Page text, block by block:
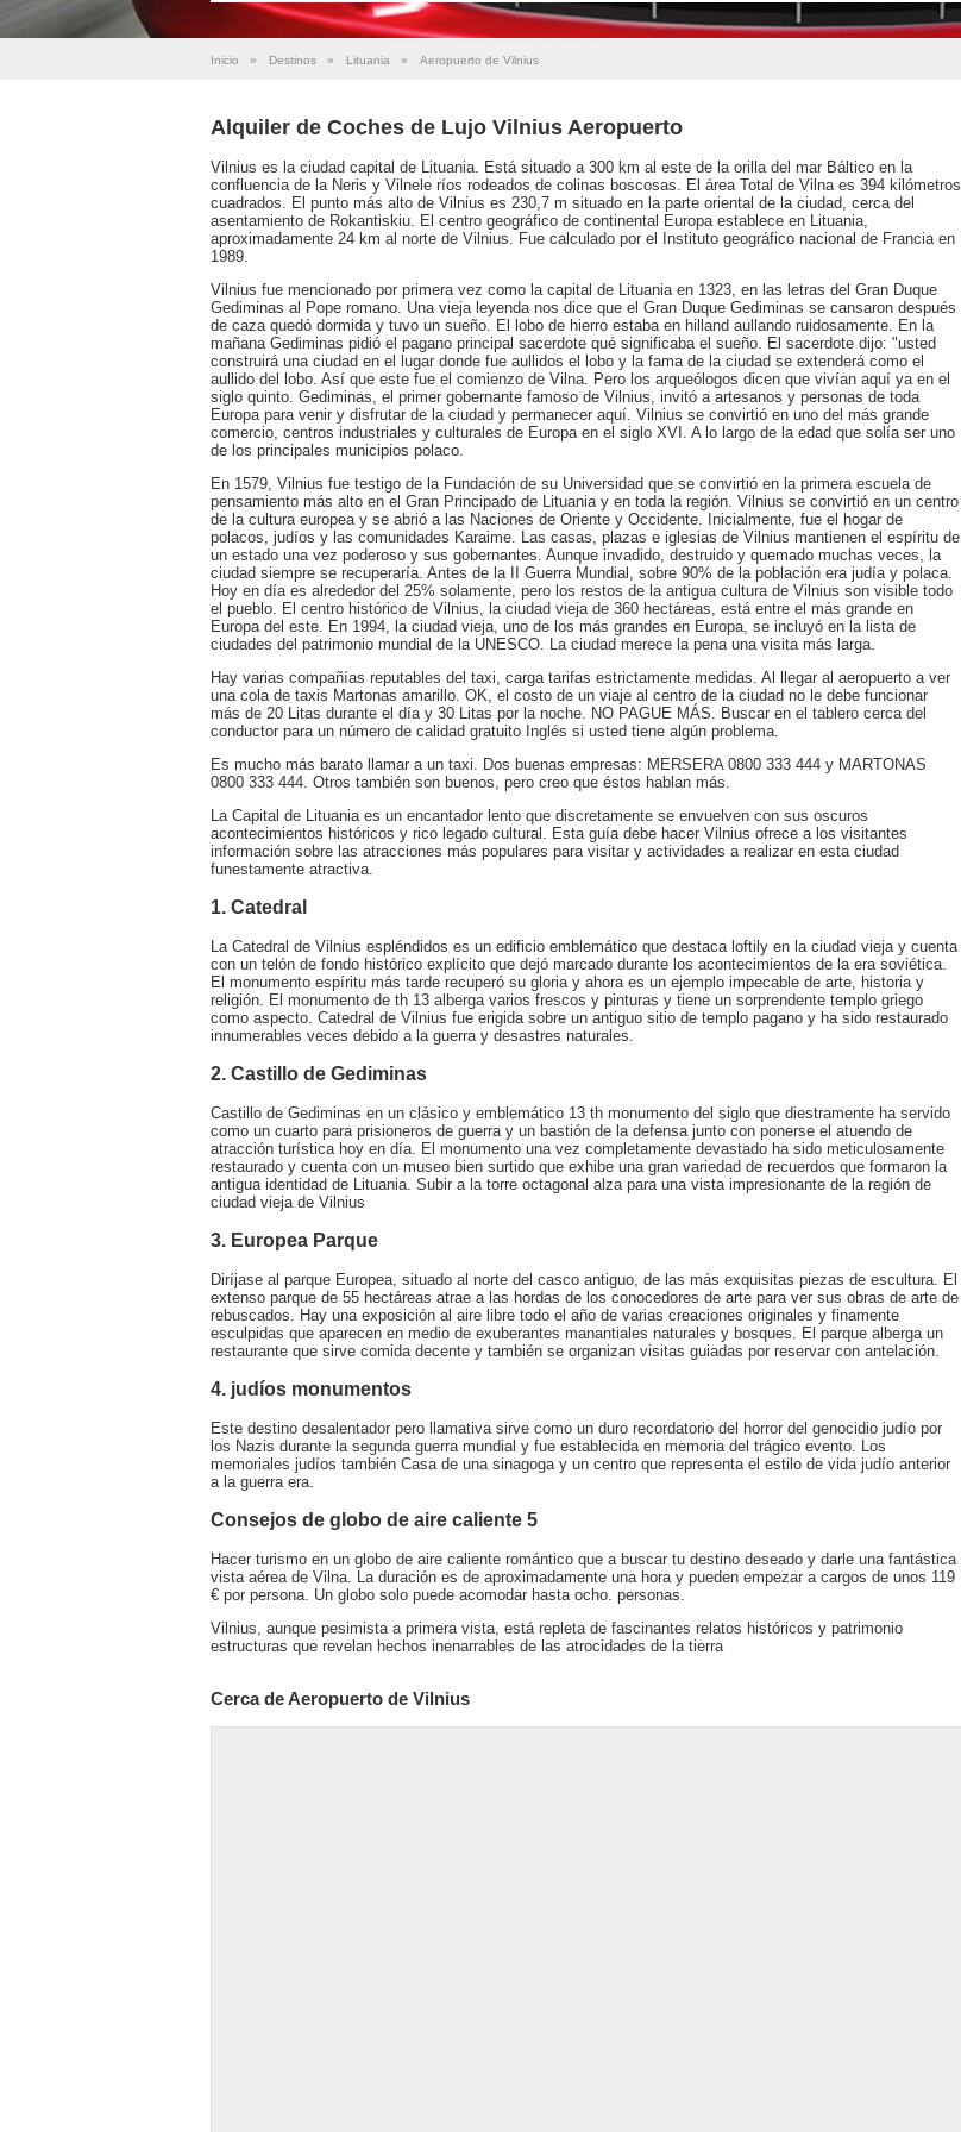
Inicio » Destinos » Lituania » Aeropuerto de Vilnius
Alquiler de Coches de Lujo Vilnius Aeropuerto
Vilnius es la ciudad capital de Lituania. Está situado a 300 km al este de la orilla del mar Báltico en la
confluencia de la Neris y Vilnele ríos rodeados de colinas boscosas. El área Total de Vilna es 394 kilómetros
cuadrados. El punto más alto de Vilnius es 230,7 m situado en la parte oriental de la ciudad, cerca del
asentamiento de Rokantiskiu. El centro geográfico de continental Europa establece en Lituania,
aproximadamente 24 km al norte de Vilnius. Fue calculado por el Instituto geográfico nacional de Francia en
1989.
Vilnius fue mencionado por primera vez como la capital de Lituania en 1323, en las letras del Gran Duque
Gediminas al Pope romano. Una vieja leyenda nos dice que el Gran Duque Gediminas se cansaron después
de caza quedó dormida y tuvo un sueño. El lobo de hierro estaba en hilland aullando ruidosamente. En la
mañana Gediminas pidió el pagano principal sacerdote qué significaba el sueño. El sacerdote dijo: "usted
construirá una ciudad en el lugar donde fue aullidos el lobo y la fama de la ciudad se extenderá como el
aullido del lobo. Así que este fue el comienzo de Vilna. Pero los arqueólogos dicen que vivían aquí ya en el
siglo quinto. Gediminas, el primer gobernante famoso de Vilnius, invitó a artesanos y personas de toda
Europa para venir y disfrutar de la ciudad y permanecer aquí. Vilnius se convirtió en uno del más grande
comercio, centros industriales y culturales de Europa en el siglo XVI. A lo largo de la edad que solía ser uno
de los principales municipios polaco.
En 1579, Vilnius fue testigo de la Fundación de su Universidad que se convirtió en la primera escuela de
pensamiento más alto en el Gran Principado de Lituania y en toda la región. Vilnius se convirtió en un centro
de la cultura europea y se abrió a las Naciones de Oriente y Occidente. Inicialmente, fue el hogar de
polacos, judíos y las comunidades Karaime. Las casas, plazas e iglesias de Vilnius mantienen el espíritu de
un estado una vez poderoso y sus gobernantes. Aunque invadido, destruido y quemado muchas veces, la
ciudad siempre se recuperaría. Antes de la II Guerra Mundial, sobre 90% de la población era judía y polaca.
Hoy en día es alrededor del 25% solamente, pero los restos de la antigua cultura de Vilnius son visible todo
el pueblo. El centro histórico de Vilnius, la ciudad vieja de 360 hectáreas, está entre el más grande en
Europa del este. En 1994, la ciudad vieja, uno de los más grandes en Europa, se incluyó en la lista de
ciudades del patrimonio mundial de la UNESCO. La ciudad merece la pena una visita más larga.
Hay varias compañías reputables del taxi, carga tarifas estrictamente medidas. Al llegar al aeropuerto a ver
una cola de taxis Martonas amarillo. OK, el costo de un viaje al centro de la ciudad no le debe funcionar
más de 20 Litas durante el día y 30 Litas por la noche. NO PAGUE MÁS. Buscar en el tablero cerca del
conductor para un número de calidad gratuito Inglés si usted tiene algún problema.
Es mucho más barato llamar a un taxi. Dos buenas empresas: MERSERA 0800 333 444 y MARTONAS
0800 333 444. Otros también son buenos, pero creo que éstos hablan más.
La Capital de Lituania es un encantador lento que discretamente se envuelven con sus oscuros
acontecimientos históricos y rico legado cultural. Esta guía debe hacer Vilnius ofrece a los visitantes
información sobre las atracciones más populares para visitar y actividades a realizar en esta ciudad
funestamente atractiva.
1. Catedral
La Catedral de Vilnius espléndidos es un edificio emblemático que destaca loftily en la ciudad vieja y cuenta
con un telón de fondo histórico explícito que dejó marcado durante los acontecimientos de la era soviética.
El monumento espíritu más tarde recuperó su gloria y ahora es un ejemplo impecable de arte, historia y
religión. El monumento de th 13 alberga varios frescos y pinturas y tiene un sorprendente templo griego
como aspecto. Catedral de Vilnius fue erigida sobre un antiguo sitio de templo pagano y ha sido restaurado
innumerables veces debido a la guerra y desastres naturales.
2. Castillo de Gediminas
Castillo de Gediminas en un clásico y emblemático 13 th monumento del siglo que diestramente ha servido
como un cuarto para prisioneros de guerra y un bastión de la defensa junto con ponerse el atuendo de
atracción turística hoy en día. El monumento una vez completamente devastado ha sido meticulosamente
restaurado y cuenta con un museo bien surtido que exhibe una gran variedad de recuerdos que formaron la
antigua identidad de Lituania. Subir a la torre octagonal alza para una vista impresionante de la región de
ciudad vieja de Vilnius
3. Europea Parque
Diríjase al parque Europea, situado al norte del casco antiguo, de las más exquisitas piezas de escultura. El
extenso parque de 55 hectáreas atrae a las hordas de los conocedores de arte para ver sus obras de arte de
rebuscados. Hay una exposición al aire libre todo el año de varias creaciones originales y finamente
esculpidas que aparecen en medio de exuberantes manantiales naturales y bosques. El parque alberga un
restaurante que sirve comida decente y también se organizan visitas guiadas por reservar con antelación.
4. judíos monumentos
Este destino desalentador pero llamativa sirve como un duro recordatorio del horror del genocidio judío por
los Nazis durante la segunda guerra mundial y fue establecida en memoria del trágico evento. Los
memoriales judíos también Casa de una sinagoga y un centro que representa el estilo de vida judío anterior
a la guerra era.
Consejos de globo de aire caliente 5
Hacer turismo en un globo de aire caliente romántico que a buscar tu destino deseado y darle una fantástica
vista aérea de Vilna. La duración es de aproximadamente una hora y pueden empezar a cargos de unos 119
€ por persona. Un globo solo puede acomodar hasta ocho. personas.
Vilnius, aunque pesimista a primera vista, está repleta de fascinantes relatos históricos y patrimonio
estructuras que revelan hechos inenarrables de las atrocidades de la tierra
Cerca de Aeropuerto de Vilnius